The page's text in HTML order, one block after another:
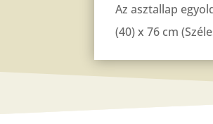
Az asztallap
(40) x 76 cm